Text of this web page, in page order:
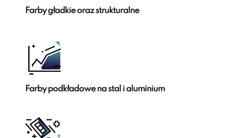
Farby gładkie oraz strukturalne
Farby podkładowe na stal i aluminium